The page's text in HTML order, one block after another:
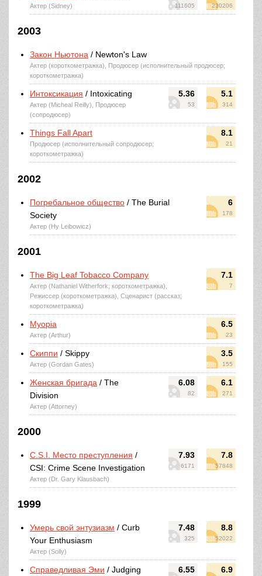
111605 230206
Актер (Sidney)
2003
Закон Ньютона / Newton's Law
Актер (короткометражка), Продюсер (исполнительный продюсер;
короткометражка)
5.36
53
5.1
314
Интоксикация / Intoxicating
Актер (Micheal Reilly), Продюсер
(сопродюсер)
8.1
21
Things Fall Apart
Продюсер (исполнительный сопродюсер;
короткометражка)
2002
6
178
Погребальное общество / The Burial
Society
Актер (Hy Leibowicz)
2001
7.1
7
The Big Leaf Tobacco Company
Актер (Nathaniel Witherfork; короткометражка),
Режиссер (короткометражка), Сценарист (рассказ;
короткометражка)
6.5
23
Myopia
Актер (Arthur)
3.5
155
Скиппи / Skippy
Актер (Gordan Gates)
6.08
82
6.1
271
Женская бригада / The
Division
Актер (Attorney)
2000
7.93
6171
7.8
57848
C.S.I. Место преступления /
CSI: Crime Scene Investigation
Актер (Dr. Gary Klausbach)
1999
7.48
325
8.8
52022
Умерь свой энтузиазм / Curb
Your Enthusiasm
Актер (Solly)
6.55 6.9
Справедливая Эми / Judging